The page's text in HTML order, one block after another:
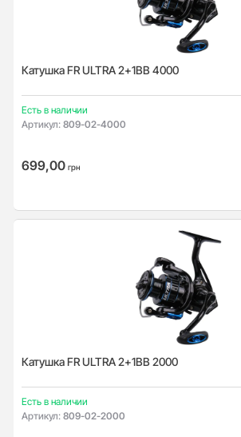
Катушка FR ULTRA 2+1BB 4000
Есть в наличии
Артикул: 809-02-4000
699,00 грн
Катушка FR ULTRA 2+1BB 2000
Есть в наличии
Артикул: 809-02-2000